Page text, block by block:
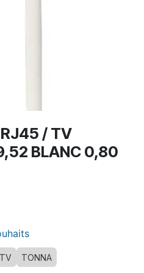
RJ45 / TV
BLANC 0,80
TV TONNA